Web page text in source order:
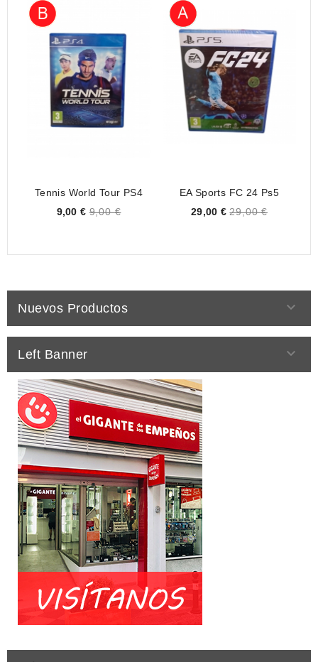
Tennis World Tour PS4
Price
9,00 € 9,00 €
EA Sports FC 24 Ps5
Price
29,00 € 29,00 €
Nuevos Productos 
Left Banner 